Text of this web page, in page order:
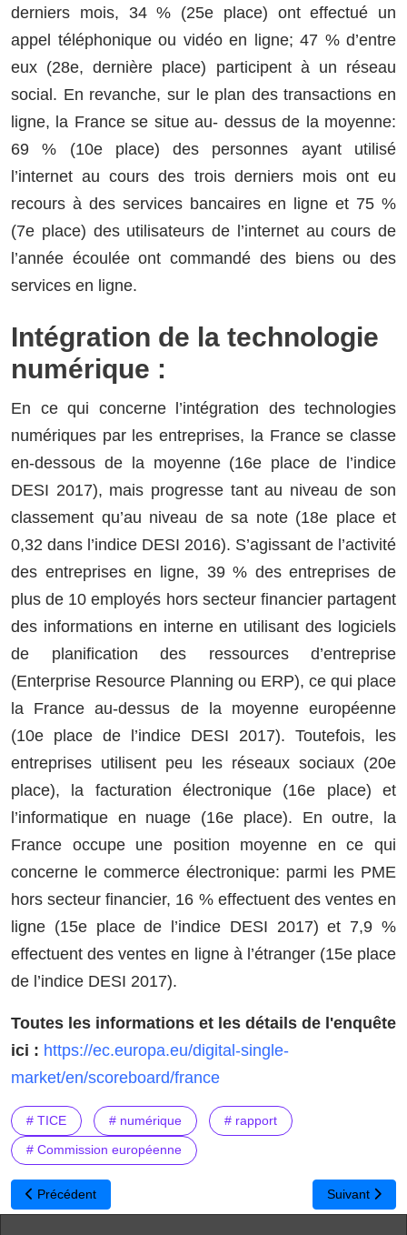
derniers mois, 34 % (25e place) ont effectué un
appel téléphonique ou vidéo en ligne; 47 % d’entre
eux (28e, dernière place) participent à un réseau
social. En revanche, sur le plan des transactions en
ligne, la France se situe au- dessus de la moyenne:
69 % (10e place) des personnes ayant utilisé
l’internet au cours des trois derniers mois ont eu
recours à des services bancaires en ligne et 75 %
(7e place) des utilisateurs de l’internet au cours de
l’année écoulée ont commandé des biens ou des
services en ligne.
Intégration de la technologie
numérique :
En ce qui concerne l’intégration des technologies
numériques par les entreprises, la France se classe
en-dessous de la moyenne (16e place de l’indice
DESI 2017), mais progresse tant au niveau de son
classement qu’au niveau de sa note (18e place et
0,32 dans l’indice DESI 2016). S’agissant de l’activité
des entreprises en ligne, 39 % des entreprises de
plus de 10 employés hors secteur financier partagent
des informations en interne en utilisant des logiciels
de planification des ressources d’entreprise
(Enterprise Resource Planning ou ERP), ce qui place
la France au-dessus de la moyenne européenne
(10e place de l’indice DESI 2017). Toutefois, les
entreprises utilisent peu les réseaux sociaux (20e
place), la facturation électronique (16e place) et
l’informatique en nuage (16e place). En outre, la
France occupe une position moyenne en ce qui
concerne le commerce électronique: parmi les PME
hors secteur financier, 16 % effectuent des ventes en
ligne (15e place de l’indice DESI 2017) et 7,9 %
effectuent des ventes en ligne à l’étranger (15e place
de l’indice DESI 2017).
Toutes les informations et les détails de l'enquête
ici : https://ec.europa.eu/digital-single-
market/en/scoreboard/france
# TICE # numérique # rapport
# Commission européenne
Article précédent : Nouvelle version d'Emmabuntüs Debian
Précédent Article
Suivant